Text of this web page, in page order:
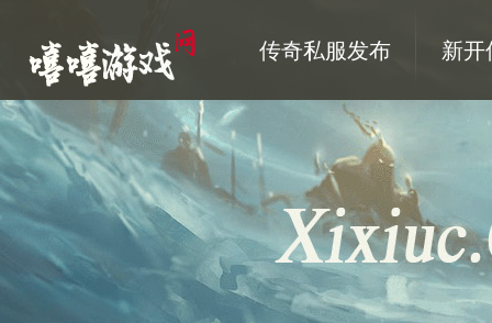
传奇私服发布 新开